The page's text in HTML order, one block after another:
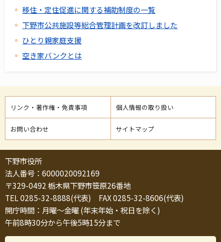
移住・定住促進に関する補助制度の一覧
下野市公共施設等総合管理計画を改訂しました
ひとり親家庭支援
空き家バンクとは
リンク・著作権・免責事項 個人情報の取り扱い
お問い合わせ サイトマップ
下野市役所
法人番号：6000020092169
〒329-0492 栃木県下野市笹原26番地
TEL 0285-32-8888(代表) FAX 0285-32-8606(代表)
開庁時間：月曜～金曜 (年末年始・祝日を除く)
午前8時30分から午後5時15分まで